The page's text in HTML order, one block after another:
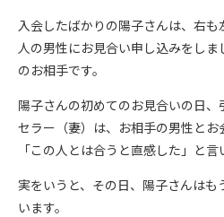
入会したばかりの陽子さんは、右
人の男性にお見合い申し込みをし
のお相手です。
陽子さんの初めてのお見合いの日
セラー（妻）は、お相手の男性とお
「この人とは合うと直感した」と言
実をいうと、その日、陽子さんはも
います。